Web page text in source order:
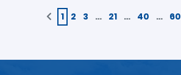
1 2 3 … 21 … 40 … 60